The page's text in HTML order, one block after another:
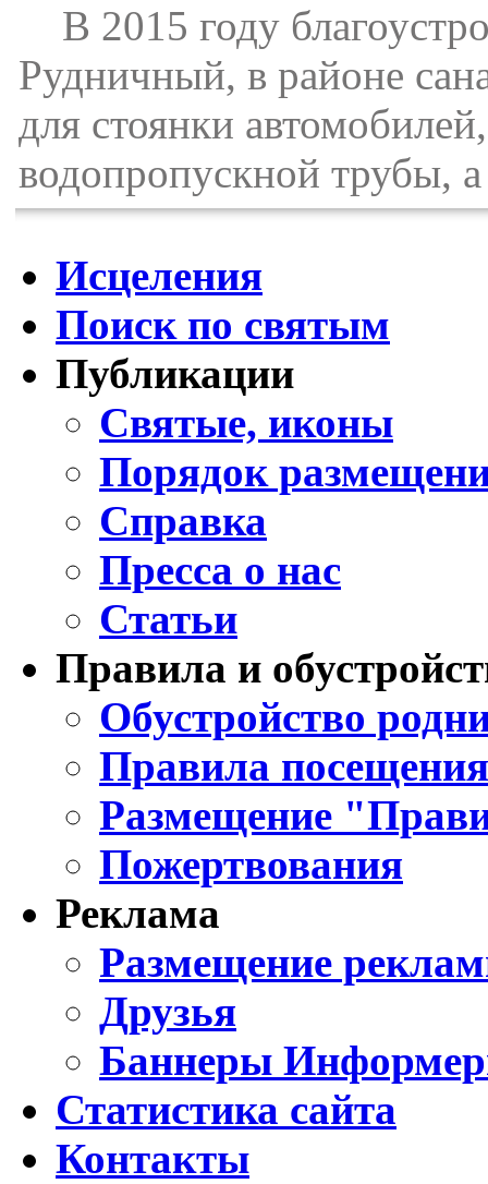
В 2015 году
Рудничный, в районе
для стоянки
водопропускной трубы,
Исцеления
Поиск по святым
Публикации
Святые, иконы
Порядок
Справка
Пресса о нас
Статьи
Правила и
Обустройство
Правила
Размещение
Пожертвования
Реклама
Размещение
Друзья
Баннеры
Статистика сайта
Контакты